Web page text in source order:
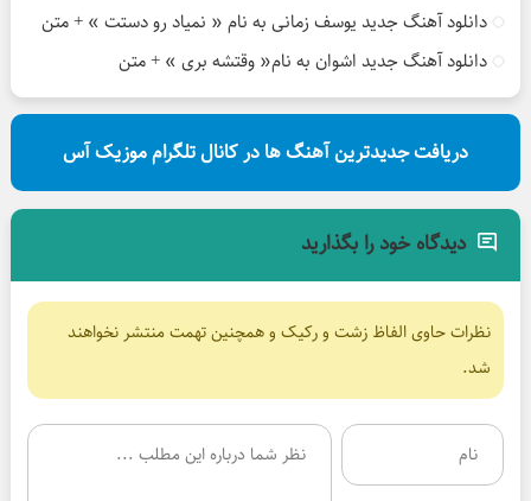
دانلود آهنگ جدید یوسف زمانی به نام « نمیاد رو دستت » + متن
دانلود آهنگ جدید اشوان به نام« وقتشه بری » + متن
دریافت جدیدترین آهنگ ها در کانال تلگرام موزیک آس
دیدگاه خود را بگذارید
نظرات حاوی الفاظ زشت و رکیک و همچنین تهمت منتشر نخواهند
شد.